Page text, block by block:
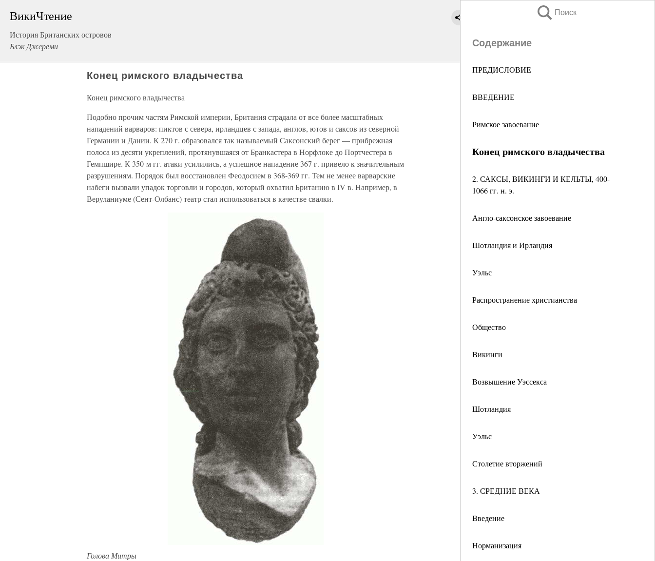
ВикиЧтение
История Британских островов
Блэк Джереми
Поиск
Содержание
ПРЕДИСЛОВИЕ
ВВЕДЕНИЕ
Римское завоевание
Конец римского владычества
2. САКСЫ, ВИКИНГИ И КЕЛЬТЫ, 400-
1066 гг. н. э.
Англо-саксонское завоевание
Шотландия и Ирландия
Уэльс
Распространение христианства
Общество
Викинги
Возвышение Уэссекса
Шотландия
Уэльс
Столетие вторжений
3. СРЕДНИЕ ВЕКА
Введение
Норманизация
Конец римского владычества
Конец римского владычества
Подобно прочим частям Римской империи, Британия страдала от все более масштабных
нападений варваров: пиктов с севера, ирландцев с запада, англов, ютов и саксов из северной
Германии и Дании. К 270 г. образовался так называемый Саксонский берег — прибрежная
полоса из десяти укреплений, протянувшаяся от Бранкастера в Норфлоке до Портчестера в
Гемпшире. К 350-м гг. атаки усилились, а успешное нападение 367 г. привело к значительным
разрушениям. Порядок был восстановлен Феодосием в 368-369 гг. Тем не менее варварские
набеги вызвали упадок торговли и городов, который охватил Британию в IV в. Например, в
Веруланиуме (Сент-Олбанс) театр стал использоваться в качестве свалки.
Голова Митры